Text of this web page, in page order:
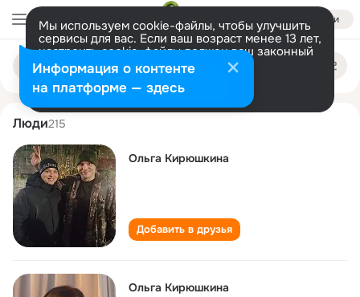
Войти
Мы используем cookie-файлы, чтобы улучшить
сервисы для вас. Если ваш возраст менее 13 лет,
настроить cookie-файлы должен ваш законный
представитель. Больше информации
Разрешить все Настроить
Поиск
людям
olga kiryushkina
Люди215
Ольга Кирюшкина
Добавить в друзья
Ольга Кирюшкина
Информация о контенте
на платформе — здесь